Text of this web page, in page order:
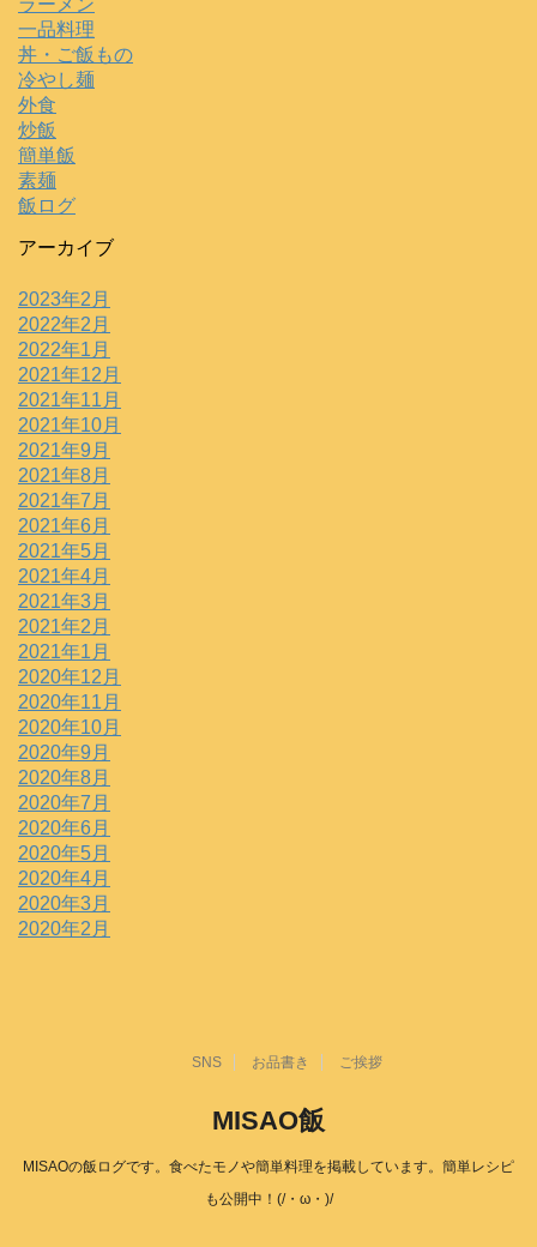
一品料理
丼・ご飯もの
冷やし麺
外食
炒飯
簡単飯
素麺
飯ログ
アーカイブ
2023年2月
2022年2月
2022年1月
2021年12月
2021年11月
2021年10月
2021年9月
2021年8月
2021年7月
2021年6月
2021年5月
2021年4月
2021年3月
2021年2月
2021年1月
2020年12月
2020年11月
2020年10月
2020年9月
2020年8月
2020年7月
2020年6月
2020年5月
2020年4月
2020年3月
2020年2月
SNS お品書き ご挨拶
MISAO飯
MISAOの飯ログです。食べたモノや簡単料理を掲載しています。簡単レシピ
も公開中！(/・ω・)/